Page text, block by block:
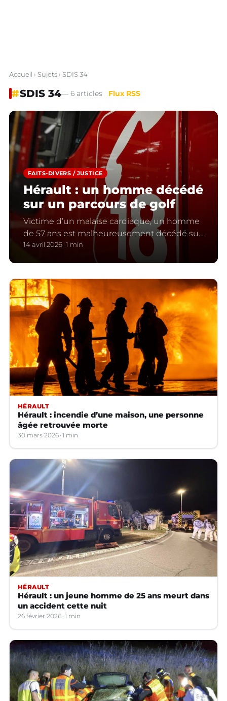
Accueil › Sujets› SDIS 34
#SDIS 34— 6 articles Flux RSS
FAITS-DIVERS / JUSTICE
Hérault : un homme décédé
sur un parcours de golf
Victime d’un malaise cardiaque, un homme
de 57 ans est malheureusement décédé sur
le parcours du golf de Saint-Gély-du-Fesc
14 avril 2026 1 min
HÉRAULT
Hérault : incendie d’une maison, une personne
âgée retrouvée morte
30 mars 2026 1 min
HÉRAULT
Hérault : un jeune homme de 25 ans meurt dans
un accident cette nuit
26 février 2026 1 min